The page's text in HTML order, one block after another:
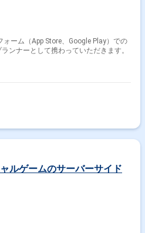
ーム（App Store、Google Play）での
ンナーとして携わっていただきます。
ルゲームのサーバーサイド